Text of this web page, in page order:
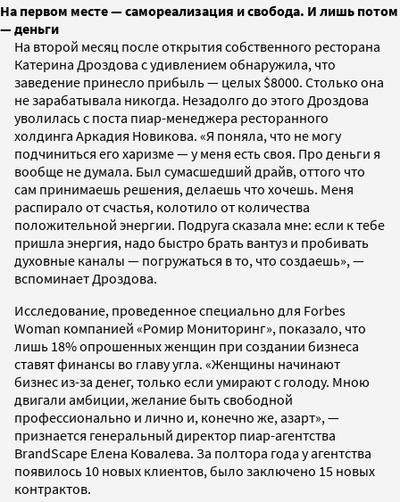
На первом месте — самореализация и свобода. И лишь потом
— деньги
На второй месяц после открытия собственного ресторана
Катерина Дроздова с удивлением обнаружила, что
заведение принесло прибыль — целых $8000. Столько она
не зарабатывала никогда. Незадолго до этого Дроздова
уволилась с поста пиар-менеджера ресторанного
холдинга Аркадия Новикова. «Я поняла, что не могу
подчиниться его харизме — у меня есть своя. Про деньги я
вообще не думала. Был сумасшедший драйв, оттого что
сам принимаешь решения, делаешь что хочешь. Меня
распирало от счастья, колотило от количества
положительной энергии. Подруга сказала мне: если к тебе
пришла энергия, надо быстро брать вантуз и пробивать
духовные каналы — погружаться в то, что создаешь», —
вспоминает Дроздова.
Исследование, проведенное специально для Forbes
Woman компанией «Ромир Мониторинг», показало, что
лишь 18% опрошенных женщин при создании бизнеса
ставят финансы во главу угла. «Женщины начинают
бизнес из-за денег, только если умирают с голоду. Мною
двигали амбиции, желание быть свободной
профессионально и лично и, конечно же, азарт», —
признается генеральный директор пиар-агентства
BrandScape Елена Ковалева. За полтора года у агентства
появилось 10 новых клиентов, было заключено 15 новых
контрактов.